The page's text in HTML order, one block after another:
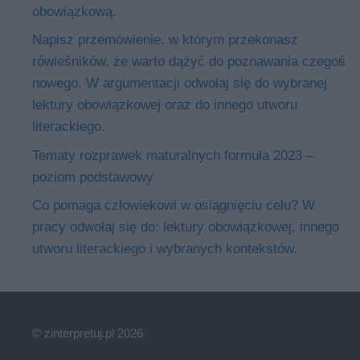
obowiązkową.
Napisz przemówienie, w którym przekonasz
rówieśników, że warto dążyć do poznawania czegoś
nowego. W argumentacji odwołaj się do wybranej
lektury obowiązkowej oraz do innego utworu
literackiego.
Tematy rozprawek maturalnych formuła 2023 –
poziom podstawowy
Co pomaga człowiekowi w osiągnięciu celu? W
pracy odwołaj się do: lektury obowiązkowej, innego
utworu literackiego i wybranych kontekstów.
© zinterpretuj.pl 2026